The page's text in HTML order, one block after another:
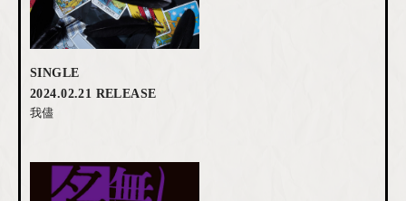
SINGLE
2024.02.21 RELEASE
我儘